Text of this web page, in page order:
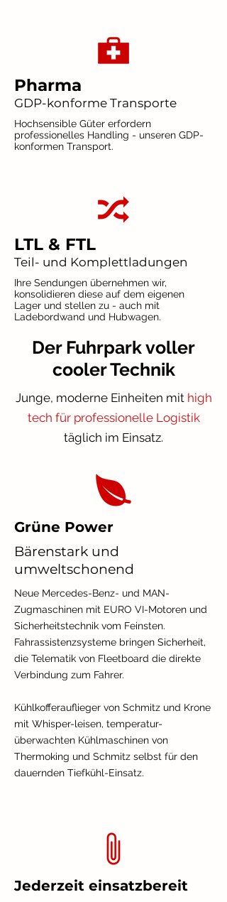
Pharma
GDP-konforme Transporte
Hochsensible Güter erfordern
professionelles Handling - unseren GDP-
konformen Transport.
LTL & FTL
Teil- und Komplettladungen
Ihre Sendungen übernehmen wir,
konsolidieren diese auf dem eigenen
Lager und stellen zu - auch mit
Ladebordwand und Hubwagen.
Der Fuhrpark voller
cooler Technik
Junge, moderne Einheiten mit high
tech für professionelle Logistik
täglich im Einsatz.
Grüne Power
Bärenstark und
umweltschonend
Neue Mercedes-Benz- und MAN-
Zugmaschinen mit EURO VI-Motoren und
Sicherheitstechnik vom Feinsten.
Fahrassistenzsysteme bringen Sicherheit,
die Telematik von Fleetboard die direkte
Verbindung zum Fahrer.
Kühlkofferauflieger von Schmitz und Krone
mit Whisper-leisen, temperatur-
überwachten Kühlmaschinen von
Thermoking und Schmitz selbst für den
dauernden Tiefkühl-Einsatz.
Jederzeit einsatzbereit